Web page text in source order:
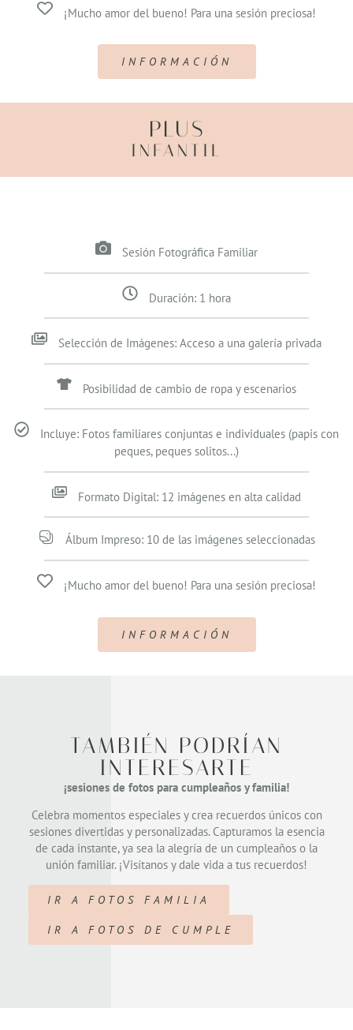
¡Mucho amor del bueno! Para una sesión preciosa!
INFORMACIÓN
PLUS
INFANTIL
Sesión Fotográfica Familiar
Duración: 1 hora
Selección de Imágenes: Acceso a una galería privada
Posibilidad de cambio de ropa y escenarios
Incluye: Fotos familiares conjuntas e individuales (papis con
peques, peques solitos...)
Formato Digital: 12 imágenes en alta calidad
Álbum Impreso: 10 de las imágenes seleccionadas
¡Mucho amor del bueno! Para una sesión preciosa!
INFORMACIÓN
TAMBIÉN PODRÍAN
INTERESARTE
¡sesiones de fotos para cumpleaños y familia!
Celebra momentos especiales y crea recuerdos únicos con
sesiones divertidas y personalizadas. Capturamos la esencia
de cada instante, ya sea la alegría de un cumpleaños o la
unión familiar. ¡Visítanos y dale vida a tus recuerdos!
IR A FOTOS FAMILIA
IR A FOTOS DE CUMPLE